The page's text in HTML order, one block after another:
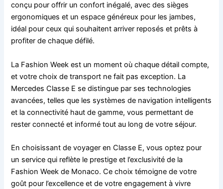
conçu pour offrir un confort inégalé, avec des sièges
ergonomiques et un espace généreux pour les jambes,
idéal pour ceux qui souhaitent arriver reposés et prêts à
profiter de chaque défilé.
La Fashion Week est un moment où chaque détail compte,
et votre choix de transport ne fait pas exception. La
Mercedes Classe E se distingue par ses technologies
avancées, telles que les systèmes de navigation intelligents
et la connectivité haut de gamme, vous permettant de
rester connecté et informé tout au long de votre séjour.
En choisissant de voyager en Classe E, vous optez pour
un service qui reflète le prestige et l’exclusivité de la
Fashion Week de Monaco. Ce choix témoigne de votre
goût pour l’excellence et de votre engagement à vivre